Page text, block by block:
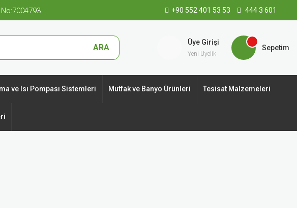
+90 552 401 53 53 444 3 601
ARA
Üye Girişi
Yeni Üyelik
Sepetim
ve Isı Pompası Sistemleri Mutfak ve Banyo Ürünleri Tesisat Malzemeleri